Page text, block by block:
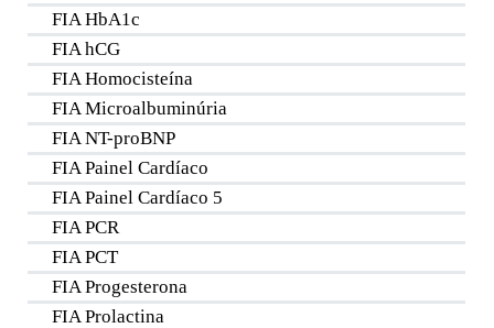
FIA HbA1c
FIA hCG
FIA Homocisteína
FIA Microalbuminúria
FIA NT-proBNP
FIA Painel Cardíaco
FIA Painel Cardíaco 5
FIA PCR
FIA PCT
FIA Progesterona
FIA Prolactina